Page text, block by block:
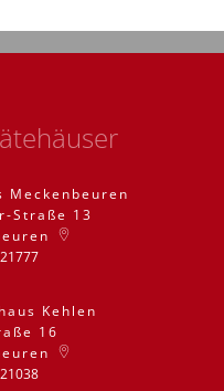
Meckenbeuren
Straße 13
Kehlen
16